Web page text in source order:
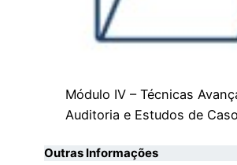
Módulo IV – Técnicas
Auditoria e Estudos de
Outras Informações